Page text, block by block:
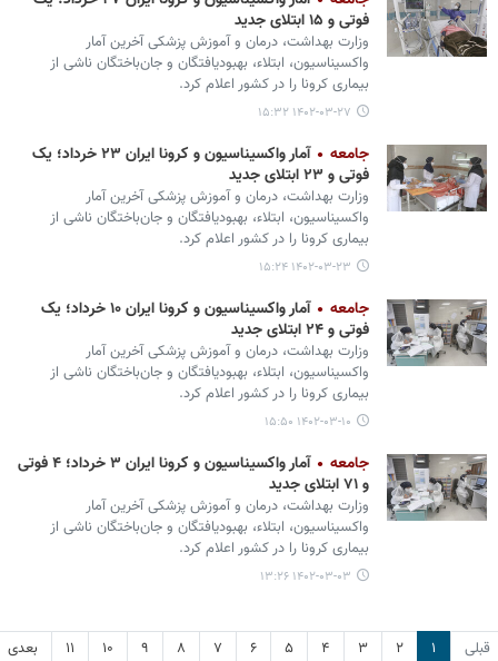
فوتی و ۱۵ ابتلای جدید
وزارت بهداشت، درمان و آموزش پزشکی آخرین آمار
واکسیناسیون، ابتلاء، بهبودیافتگان و جان‌باختگان ناشی از
بیماری کرونا را در کشور اعلام کرد.
۱۴۰۲-۰۳-۲۷ ۱۵:۳۲
جامعه
آمار واکسیناسیون و کرونا ایران ۲۳ خرداد؛ یک
فوتی و ۲۳ ابتلای جدید
وزارت بهداشت، درمان و آموزش پزشکی آخرین آمار
واکسیناسیون، ابتلاء، بهبودیافتگان و جان‌باختگان ناشی از
بیماری کرونا را در کشور اعلام کرد.
۱۴۰۲-۰۳-۲۳ ۱۵:۲۴
جامعه
آمار واکسیناسیون و کرونا ایران ۱۰ خرداد؛ یک
فوتی و ۲۴ ابتلای جدید
وزارت بهداشت، درمان و آموزش پزشکی آخرین آمار
واکسیناسیون، ابتلاء، بهبودیافتگان و جان‌باختگان ناشی از
بیماری کرونا را در کشور اعلام کرد.
۱۴۰۲-۰۳-۱۰ ۱۵:۵۰
جامعه
آمار واکسیناسیون و کرونا ایران ۳ خرداد؛ ۴ فوتی
و ۷۱ ابتلای جدید
وزارت بهداشت، درمان و آموزش پزشکی آخرین آمار
واکسیناسیون، ابتلاء، بهبودیافتگان و جان‌باختگان ناشی از
بیماری کرونا را در کشور اعلام کرد.
۱۴۰۲-۰۳-۰۳ ۱۳:۲۶
قبلی ۱ ۲ ۳ ۴ ۵ ۶ ۷ ۸ ۹ ۱۰ ۱۱ بعدی